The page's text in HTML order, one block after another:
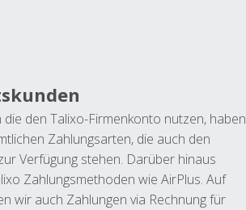
die den Talixo-Firmenkonto nutzen, haben
Zahlungsarten, die auch den
Verfügung stehen. Darüber hinaus
Zahlungsmethoden wie AirPlus. Auf
wir auch Zahlungen via Rechnung für